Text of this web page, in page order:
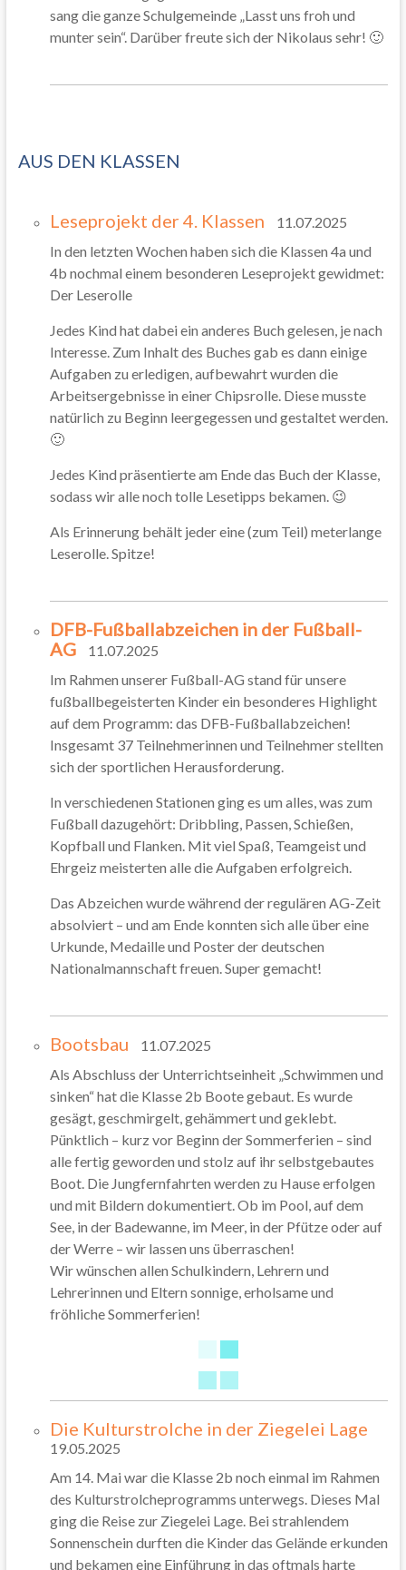
sang die ganze Schulgemeinde „Lasst uns froh und
munter sein“. Darüber freute sich der Nikolaus sehr! 🙂
AUS DEN KLASSEN
Leseprojekt der 4. Klassen
11.07.2025
In den letzten Wochen haben sich die Klassen 4a und
4b nochmal einem besonderen Leseprojekt gewidmet:
Der Leserolle
Jedes Kind hat dabei ein anderes Buch gelesen, je nach
Interesse. Zum Inhalt des Buches gab es dann einige
Aufgaben zu erledigen, aufbewahrt wurden die
Arbeitsergebnisse in einer Chipsrolle. Diese musste
natürlich zu Beginn leergegessen und gestaltet werden.
🙂
Jedes Kind präsentierte am Ende das Buch der Klasse,
sodass wir alle noch tolle Lesetipps bekamen. 😉
Als Erinnerung behält jeder eine (zum Teil) meterlange
Leserolle. Spitze!
DFB-Fußballabzeichen in der Fußball-
AG
11.07.2025
Im Rahmen unserer Fußball-AG stand für unsere
fußballbegeisterten Kinder ein besonderes Highlight
auf dem Programm: das DFB-Fußballabzeichen!
Insgesamt 37 Teilnehmerinnen und Teilnehmer stellten
sich der sportlichen Herausforderung.
In verschiedenen Stationen ging es um alles, was zum
Fußball dazugehört: Dribbling, Passen, Schießen,
Kopfball und Flanken. Mit viel Spaß, Teamgeist und
Ehrgeiz meisterten alle die Aufgaben erfolgreich.
Das Abzeichen wurde während der regulären AG-Zeit
absolviert – und am Ende konnten sich alle über eine
Urkunde, Medaille und Poster der deutschen
Nationalmannschaft freuen. Super gemacht!
Bootsbau
11.07.2025
Als Abschluss der Unterrichtseinheit „Schwimmen und
sinken“ hat die Klasse 2b Boote gebaut. Es wurde
gesägt, geschmirgelt, gehämmert und geklebt.
Pünktlich – kurz vor Beginn der Sommerferien – sind
alle fertig geworden und stolz auf ihr selbstgebautes
Boot. Die Jungfernfahrten werden zu Hause erfolgen
und mit Bildern dokumentiert. Ob im Pool, auf dem
See, in der Badewanne, im Meer, in der Pfütze oder auf
der Werre – wir lassen uns überraschen!
Wir wünschen allen Schulkindern, Lehrern und
Lehrerinnen und Eltern sonnige, erholsame und
fröhliche Sommerferien!
Die Kulturstrolche in der Ziegelei Lage
19.05.2025
Am 14. Mai war die Klasse 2b noch einmal im Rahmen
des Kulturstrolcheprogramms unterwegs. Dieses Mal
ging die Reise zur Ziegelei Lage. Bei strahlendem
Sonnenschein durften die Kinder das Gelände erkunden
und bekamen eine Einführung in das oftmals harte